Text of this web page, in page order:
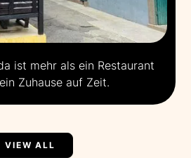
ist mehr als ein Restaurant
Zuhause auf Zeit.
VIEW ALL